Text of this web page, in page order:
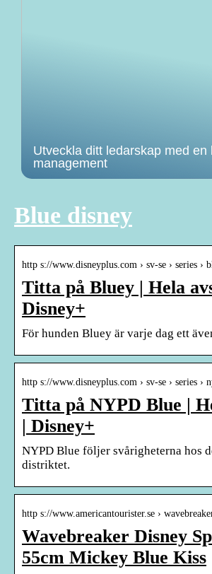
Utveckla ditt ledarskap med en
management
Blue disney
http s://www.disneyplus.com › sv-se › series ›
Titta på Bluey | Hela
Disney+
För hunden Bluey är varje dag ett
http s://www.disneyplus.com › sv-se › series ›
Titta på NYPD Blue |
| Disney+
NYPD Blue följer svårigheterna hos
distriktet.
http s://www.americantourister.se ›
Wavebreaker Disney
55cm Mickey Blue Kiss